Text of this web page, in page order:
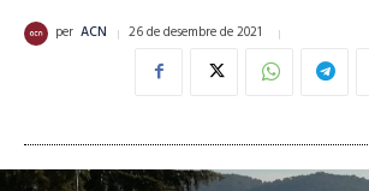
per ACN 26 de desembre de 2021